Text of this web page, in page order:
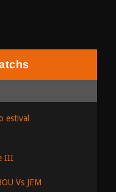
estival
III
Vs JEM